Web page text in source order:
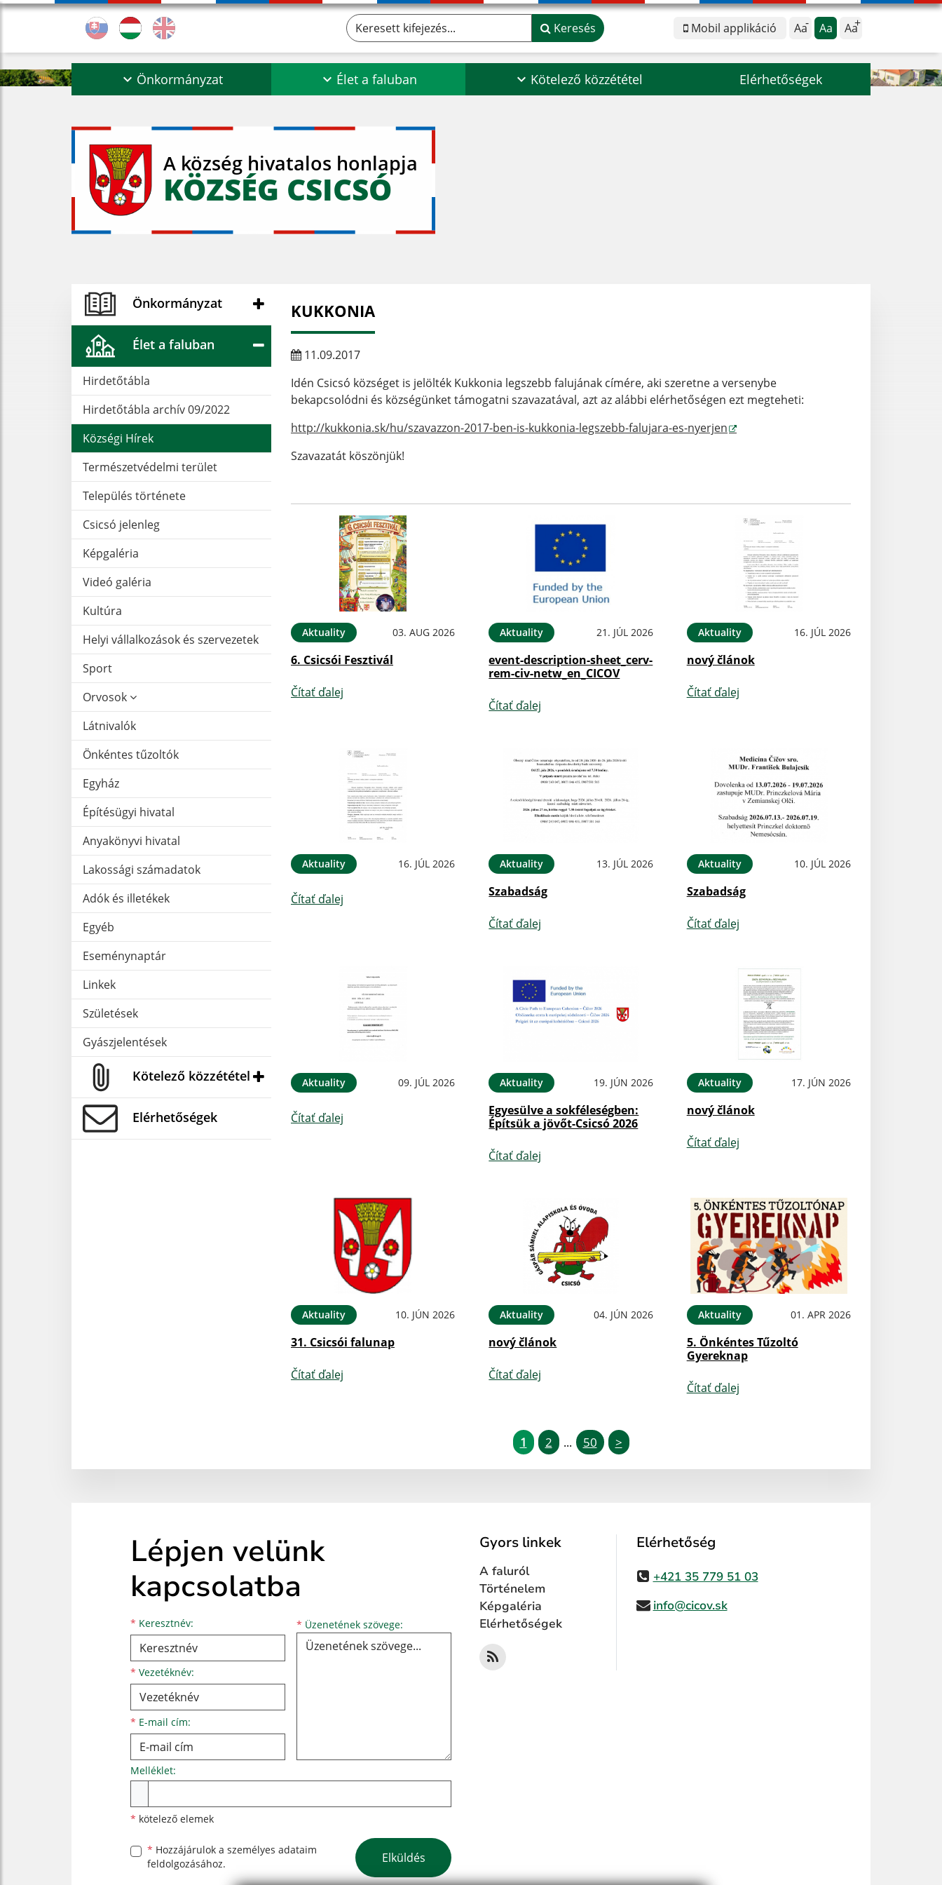
Mobil applikáció Aa Aa Aa
Keresett kifejezés... Keresés
Önkormányzat Élet a faluban Kötelező közzététel Elérhetőségek
A község hivatalos honlapja
KÖZSÉG CSICSÓ
Önkormányzat
Élet a faluban
Hirdetőtábla
Hirdetőtábla archív 09/2022
Községi Hírek
Természetvédelmi terület
Település története
Csicsó jelenleg
Képgaléria
Videó galéria
Kultúra
Helyi vállalkozások és szervezetek
Sport
Orvosok
Látnivalók
Önkéntes tűzoltók
Egyház
Építésügyi hivatal
Anyakönyvi hivatal
Lakossági számadatok
Adók és illetékek
Egyéb
Eseménynaptár
Linkek
Születések
Gyászjelentések
Kötelező közzététel
Elérhetőségek
KUKKONIA
11.09.2017
Idén Csicsó községet is jelölték Kukkonia legszebb falujának címére, aki szeretne a versenybe
bekapcsolódni és községünket támogatni szavazatával, azt az alábbi elérhetőségen ezt megteheti:
http://kukkonia.sk/hu/szavazzon-2017-ben-is-kukkonia-legszebb-falujara-es-nyerjen
Szavazatát köszönjük!
Aktuality 03. AUG 2026
6. Csicsói Fesztivál
Čítať ďalej
Aktuality 21. JÚL 2026
event-description-sheet_cerv-
rem-civ-netw_en_CICOV
Čítať ďalej
Aktuality 16. JÚL 2026
nový článok
Čítať ďalej
Aktuality 16. JÚL 2026
Čítať ďalej
Aktuality 13. JÚL 2026
Szabadság
Čítať ďalej
Aktuality 10. JÚL 2026
Szabadság
Čítať ďalej
Aktuality 09. JÚL 2026
Čítať ďalej
Aktuality 19. JÚN 2026
Egyesülve a sokféleségben:
Építsük a jövőt-Csicsó 2026
Čítať ďalej
Aktuality 17. JÚN 2026
nový článok
Čítať ďalej
Aktuality 10. JÚN 2026
31. Csicsói falunap
Čítať ďalej
Aktuality 04. JÚN 2026
nový článok
Čítať ďalej
Aktuality 01. APR 2026
5. Önkéntes Tűzoltó
Gyereknap
Čítať ďalej
1 2 ... 50 >
Lépjen velünk
kapcsolatba
* Keresztnév:
Keresztnév
* Vezetéknév:
Vezetéknév
* E-mail cím:
E-mail cím * Üzenetének szövege: Üzenetének szövege...
Melléklet:
* kötelező elemek
* Hozzájárulok a személyes adataim
feldolgozásához.
Google reCaptcha Response
Elküldés
Gyors linkek
A faluról
Történelem
Képgaléria
Elérhetőségek
Elérhetőség
+421 35 779 51 03
info@cicov.sk